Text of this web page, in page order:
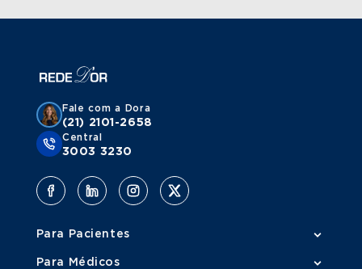
Fale com a Dora
(21) 2101-2658
Central
3003 3230
Para Pacientes
Para Médicos